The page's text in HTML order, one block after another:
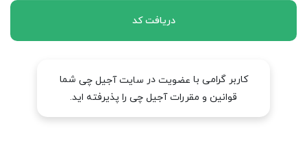
دریافت کد
کاربر گرامی با عضویت در سایت آجیل چی شما
قوانین و مقررات آجیل چی را پذیرفته اید.